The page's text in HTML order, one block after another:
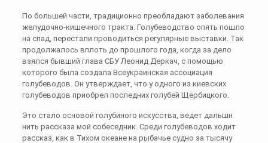
По большей части, традиционно преобладают заболевания
желудочно-кишечного тракта. Голубеводство опять пошло
на спад, перестали проводиться регулярные выставки. Так
продолжалось вплоть до прошлого года, когда за дело
взялся бывший глава СБУ Леонид Деркач, с помощью
которого была создала Всеукраинская ассоциация
голубеводов. Он утверждает, что у одного из киевских
голубеводов приобрел последних голубей Щербицкого.
Это стало основой голубиного искусства, ведет дальшн
нить рассказа мой собеседник. Среди голубеводов ходит
рассказ, как в Тихом океане на рыбачье судно за тысячу